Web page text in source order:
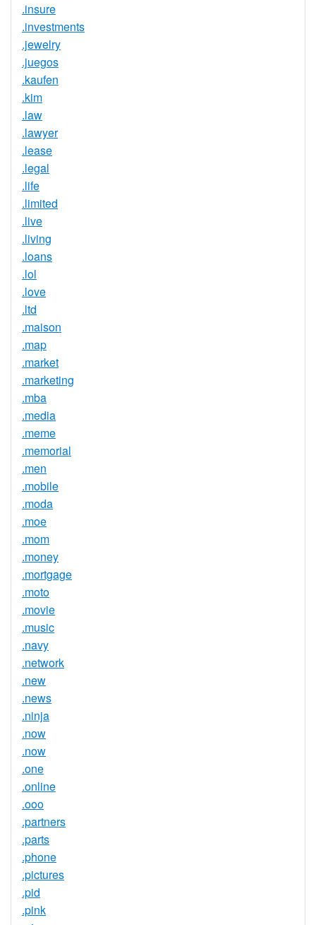
.insure
.investments
.jewelry
.juegos
.kaufen
.kim
.law
.lawyer
.lease
.legal
.life
.limited
.live
.living
.loans
.lol
.love
.ltd
.maison
.map
.market
.marketing
.mba
.media
.meme
.memorial
.men
.mobile
.moda
.moe
.mom
.money
.mortgage
.moto
.movie
.music
.navy
.network
.new
.news
.ninja
.now
.now
.one
.online
.ooo
.partners
.parts
.phone
.pictures
.pid
.pink